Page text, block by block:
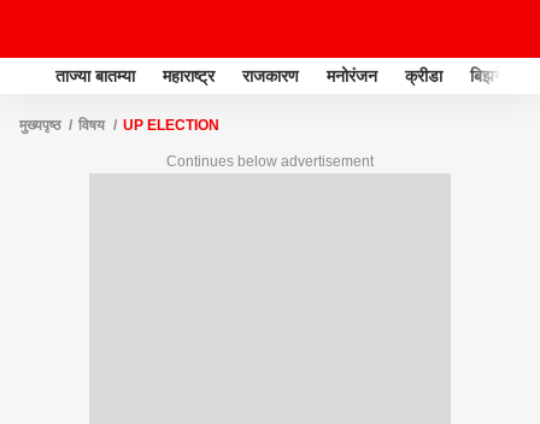
ताज्या बातम्या महाराष्ट्र राजकारण मनोरंजन क्रीडा बिझनेस
मुख्यपृष्ठ विषय UP ELECTION
Continues below advertisement